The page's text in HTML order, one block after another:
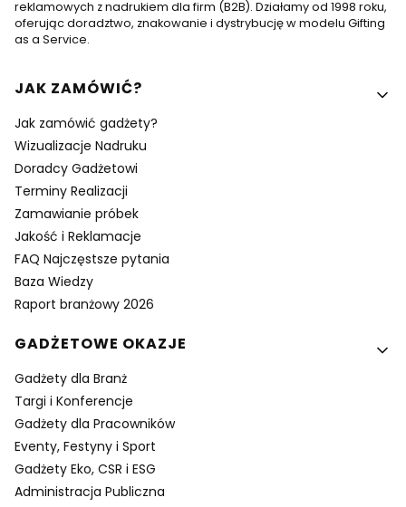
reklamowych z nadrukiem dla firm (B2B). Działamy od 1998 roku,
oferując doradztwo, znakowanie i dystrybucję w modelu Gifting
as a Service.
Linki w stopce
JAK ZAMÓWIĆ?
Jak zamówić gadżety?
Wizualizacje Nadruku
Doradcy Gadżetowi
Terminy Realizacji
Zamawianie próbek
Jakość i Reklamacje
FAQ Najczęstsze pytania
Baza Wiedzy
Raport branżowy 2026
GADŻETOWE OKAZJE
Gadżety dla Branż
Targi i Konferencje
Gadżety dla Pracowników
Eventy, Festyny i Sport
Gadżety Eko, CSR i ESG
Administracja Publiczna